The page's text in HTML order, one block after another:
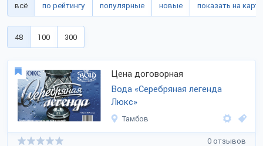
всё по рейтингу популярные новые показать на карте
48 100 300
Цена договорная
Вода «Серебряная легенда
Люкс»
Тамбов
0 отзывов